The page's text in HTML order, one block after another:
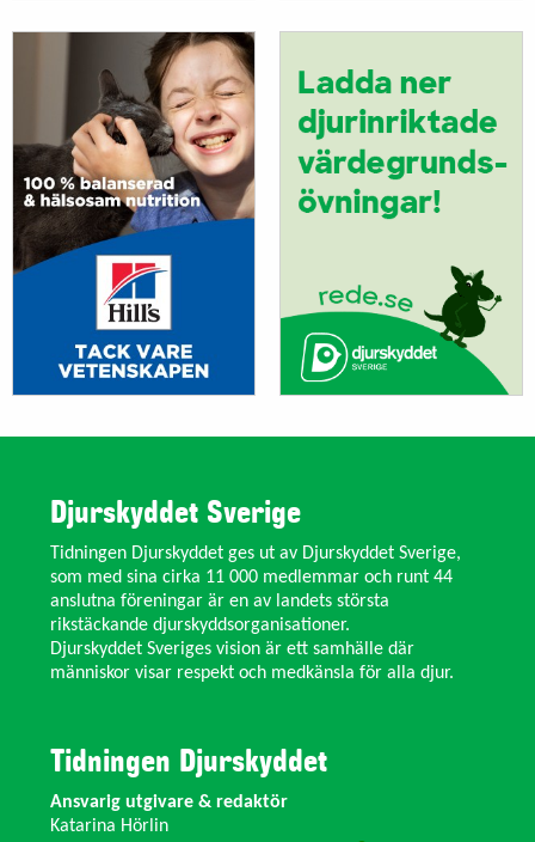
Djurskyddet Sverige
Tidningen Djurskyddet ges ut av Djurskyddet Sverige,
som med sina cirka 11 000 medlemmar och runt 44
anslutna föreningar är en av landets största
rikstäckande djurskyddsorganisationer.
Djurskyddet Sveriges vision är ett samhälle där
människor visar respekt och medkänsla för alla djur.
Tidningen Djurskyddet
Ansvarig utgivare & redaktör
Katarina Hörlin